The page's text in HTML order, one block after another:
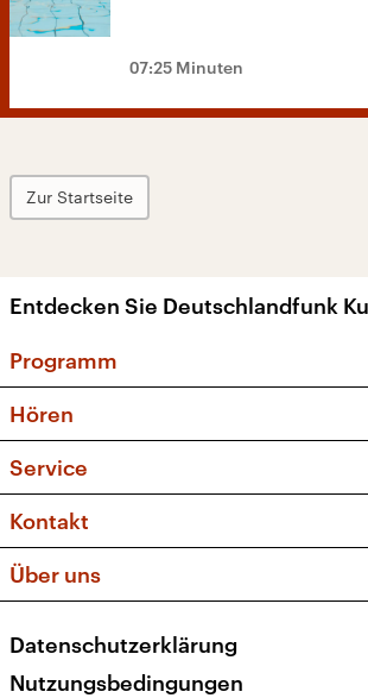
07:25 Minuten
Zur Startseite
Entdecken Sie Deutschlandfunk
Programm
Sendungen und Podcasts
Musikliste
Kakadu – Das Kinderprogramm
Hören
Frequenzen (UKW + DAB+)
Service
FAQ
Apps
Newsletter
Kontakt
Social Media
Über uns
Presse
Datenschutzerklärung
Nutzungsbedingungen